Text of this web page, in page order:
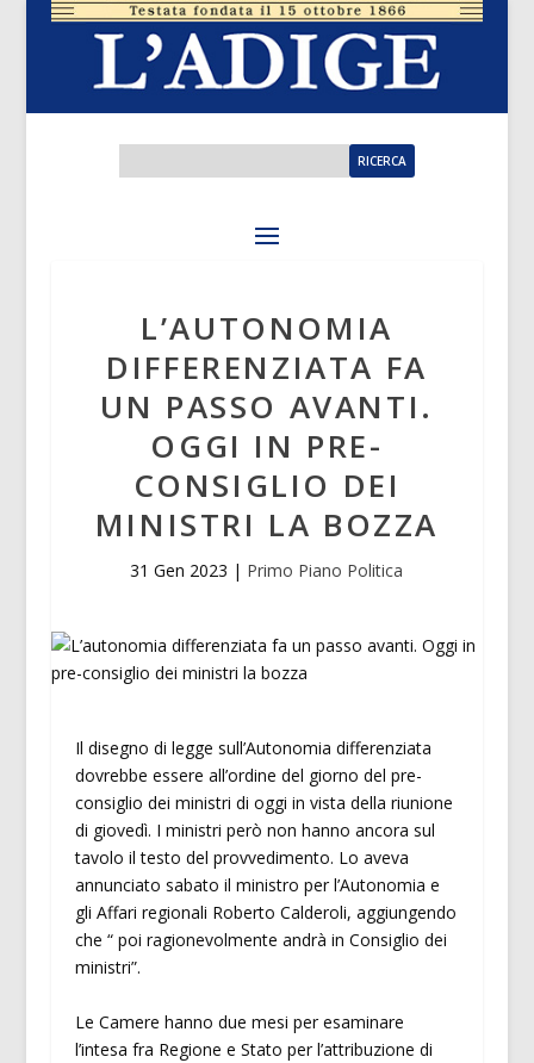
L’AUTONOMIA
DIFFERENZIATA FA
UN PASSO AVANTI.
OGGI IN PRE-
CONSIGLIO DEI
MINISTRI LA BOZZA
31 Gen 2023 | Primo Piano Politica
Il disegno di legge sull’Autonomia differenziata
dovrebbe essere all’ordine del giorno del pre-
consiglio dei ministri di oggi in vista della riunione
di giovedì. I ministri però non hanno ancora sul
tavolo il testo del provvedimento. Lo aveva
annunciato sabato il ministro per l’Autonomia e
gli Affari regionali Roberto Calderoli, aggiungendo
che “ poi ragionevolmente andrà in Consiglio dei
ministri”.
Le Camere hanno due mesi per esaminare
l’intesa fra Regione e Stato per l’attribuzione di